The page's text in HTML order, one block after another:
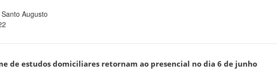
Augusto
de estudos domiciliares retornam ao presencial no dia 6 de junho